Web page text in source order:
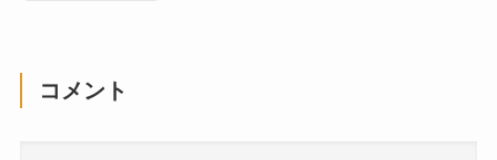
コメント